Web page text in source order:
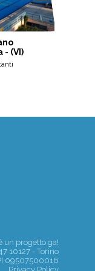
il
- (VI)
un progettoga!
10127 - Torino
09507500016